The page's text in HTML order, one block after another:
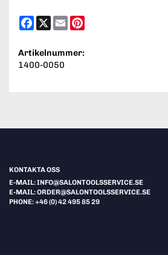
Facebook
X Email
Artikelnummer:
1400-0050
KONTAKTA OSS
E-MAIL: INFO@SALONTOOLSSERVICE.SE
E-MAIL: ORDER@SALONTOOLSSERVICE.SE
PHONE: +46 (0) 42 495 85 29